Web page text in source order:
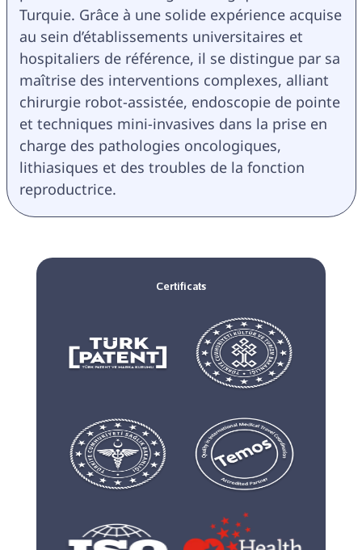
Turquie. Grâce à une solide expérience acquise
au sein d’établissements universitaires et
hospitaliers de référence, il se distingue par sa
maîtrise des interventions complexes, alliant
chirurgie robot-assistée, endoscopie de pointe
et techniques mini-invasives dans la prise en
charge des pathologies oncologiques,
lithiasiques et des troubles de la fonction
reproductrice.
Certificats